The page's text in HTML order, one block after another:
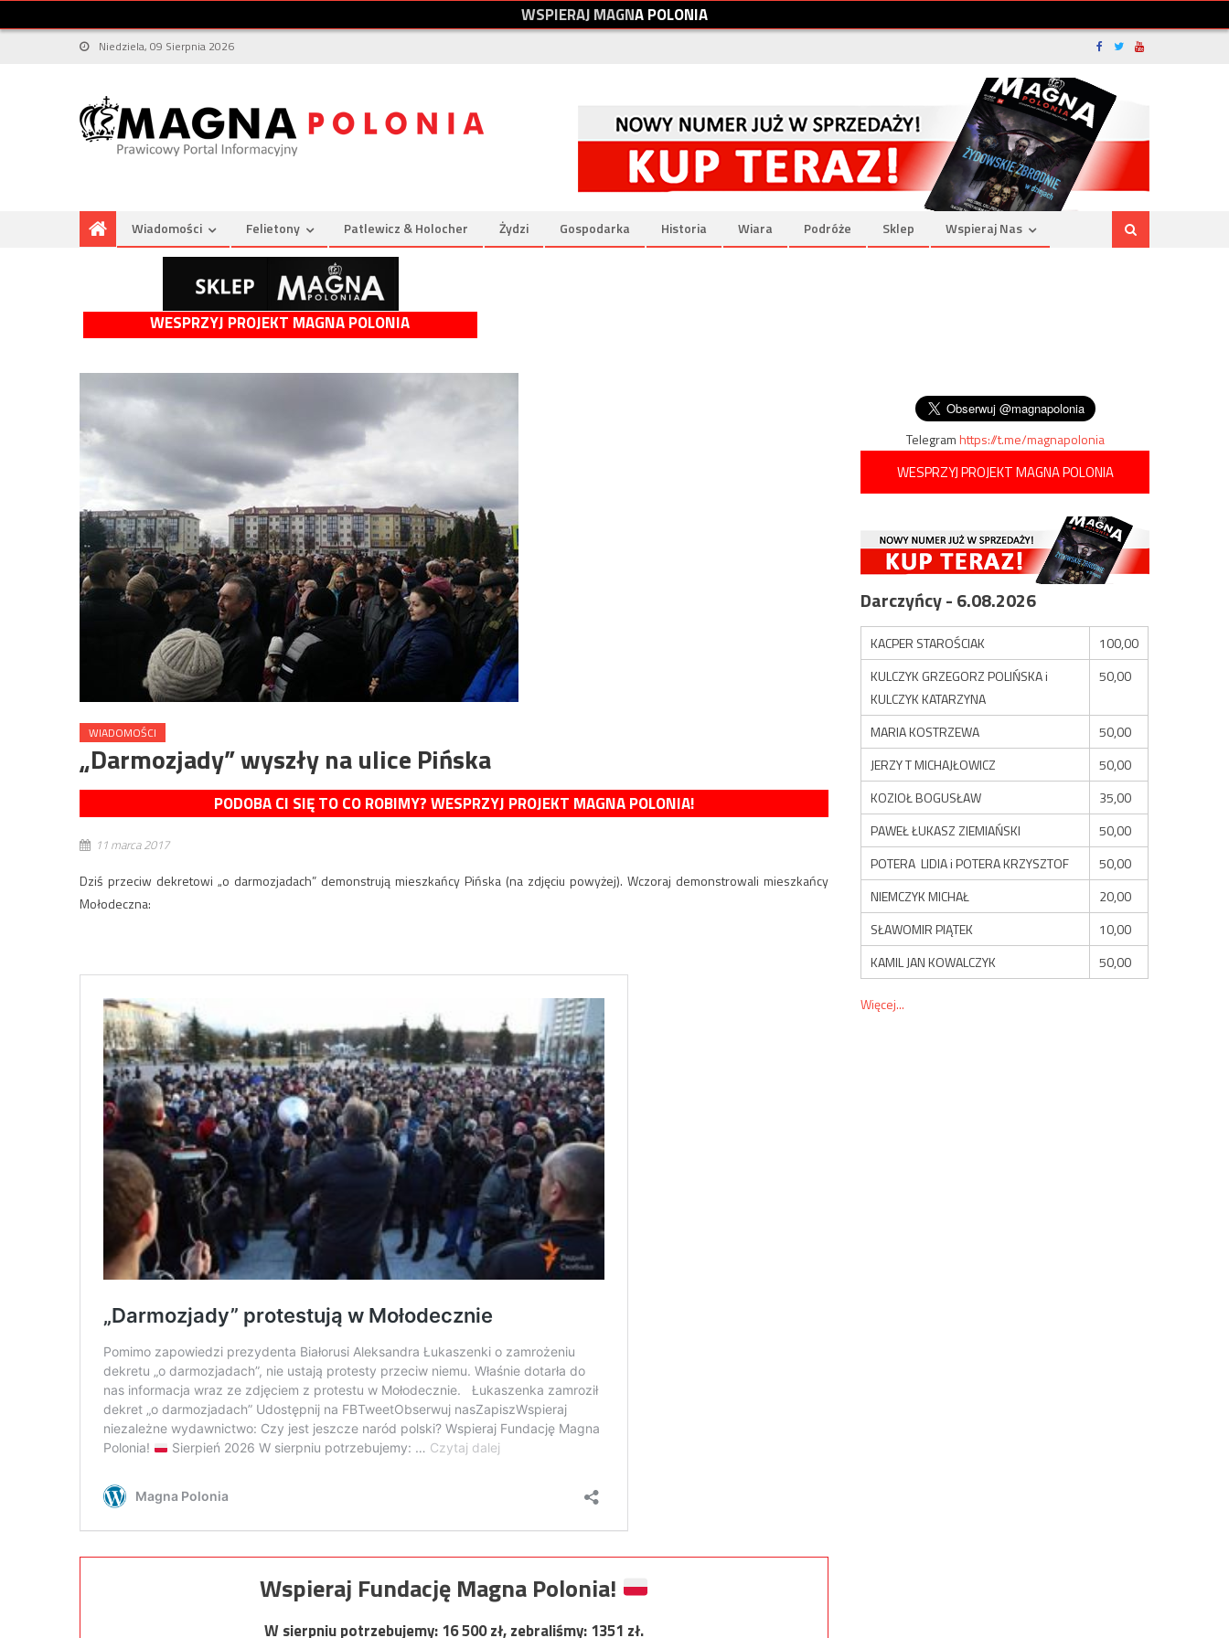
WSPIERAJMAGNAPOLONIA
Niedziela, 09 Sierpnia 2026
Wiadomości Felietony Patlewicz & Holocher Żydzi Gospodarka Historia Wiara Podróże Sklep Wspieraj Nas
WESPRZYJ PROJEKT MAGNA POLONIA
WIADOMOŚCI
„Darmozjady” wyszły na ulice Pińska
PODOBA CI SIĘ TO CO ROBIMY? WESPRZYJ PROJEKT MAGNA POLONIA!
11 marca 2017
Dziś przeciw dekretowi „o darmozjadach” demonstrują mieszkańcy Pińska (na zdjęciu powyżej). Wczoraj demonstrowali mieszkańcy
Mołodeczna:
Wspieraj Fundację Magna Polonia!
W sierpniu potrzebujemy:16 500zł, zebraliśmy:1351 zł.
Telegramhttps://t.me/magnapolonia
WESPRZYJ PROJEKT MAGNA POLONIA
Darczyńcy - 6.08.2026
KACPER STAROŚCIAK
100,00
KULCZYK GRZEGORZ POLIŃSKA i
KULCZYK KATARZYNA
50,00
MARIA KOSTRZEWA
50,00
JERZY T MICHAJŁOWICZ
50,00
KOZIOŁ BOGUSŁAW
35,00
PAWEŁ ŁUKASZ ZIEMIAŃSKI
50,00
POTERA LIDIA i POTERA KRZYSZTOF
50,00
NIEMCZYK MICHAŁ
20,00
SŁAWOMIR PIĄTEK
10,00
KAMIL JAN KOWALCZYK
50,00
Więcej...